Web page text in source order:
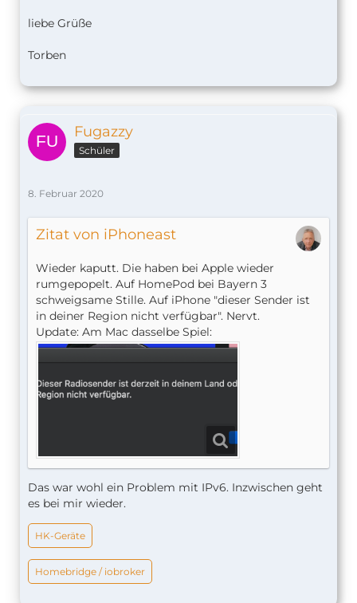
liebe Grüße
Torben
Fugazzy
Schüler
8. Februar 2020
Zitat von iPhoneast
Wieder kaputt. Die haben bei Apple wieder
rumgepopelt. Auf HomePod bei Bayern 3
schweigsame Stille. Auf iPhone "dieser Sender ist
in deiner Region nicht verfügbar". Nervt.
Update: Am Mac dasselbe Spiel:
Das war wohl ein Problem mit IPv6. Inzwischen geht
es bei mir wieder.
HK-Geräte
Homebridge / iobroker